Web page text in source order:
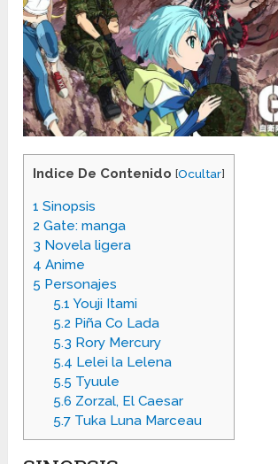
Indice De Contenido [Ocultar]
1 Sinopsis
2 Gate: manga
3 Novela ligera
4 Anime
5 Personajes
5.1 Youji Itami
5.2 Piña Co Lada
5.3 Rory Mercury
5.4 Lelei la Lelena
5.5 Tyuule
5.6 Zorzal, El Caesar
5.7Tuka Luna Marceau